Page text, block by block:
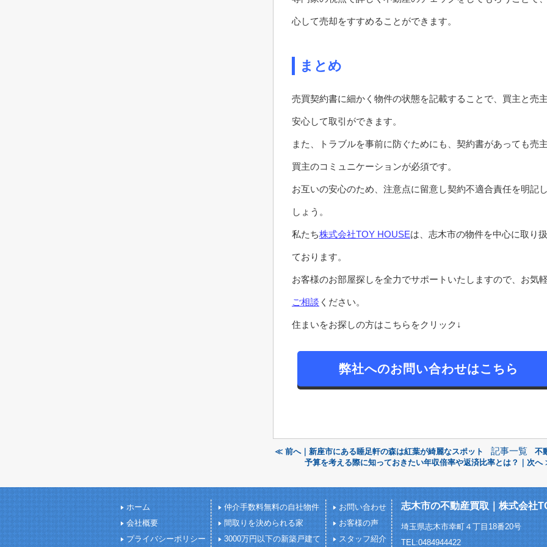
心して売却をすすめることができます。
まとめ
売買契約書に細かく物件の状態を記載することで、買主と売
安心して取引ができます。
また、トラブルを事前に防ぐためにも、契約書があっても売
買主のコミュニケーションが必須です。
お互いの安心のため、注意点に留意し契約不適合責任を明記
しょう。
私たち株式会社TOY HOUSEは、志木市の物件を中心に取り
ております。
お客様のお部屋探しを全力でサポートいたしますので、お気
ご相談 ください。
住まいをお探しの方はこちらをクリック↓
弊社へのお問い合わせはこちら
≪ 前へ｜新座市にある睡足軒の森は紅葉が綺麗なスポット 記事一覧
不
予算を考える際に知っておきたい年収倍率や返済比率とは？｜次
ホーム
会社概要
プライバシーポリシー
仲介手数料無料の自社物件
間取りを決められる家
3000万円以下の新築戸建て
お問い合わせ
お客様の声
スタッフ紹介
志木市の不動産買取｜株式会社
埼玉県志木市幸町４丁目18番20号
TEL:0484944422